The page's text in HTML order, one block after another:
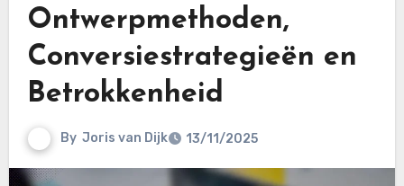
Ontwerpmethoden,
Conversiestrategieën en
Betrokkenheid
By Joris van Dijk 13/11/2025